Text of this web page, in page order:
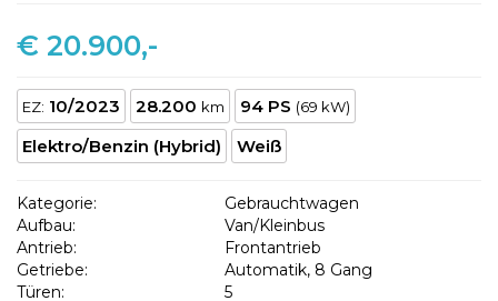
€ 20.900,-
EZ: 10/2023 28.200 km 94 PS (69 kW)
Elektro/Benzin (Hybrid) Weiß
Kategorie:
Gebrauchtwagen
Aufbau:
Van/Kleinbus
Antrieb:
Frontantrieb
Getriebe:
Automatik, 8 Gang
Türen:
5